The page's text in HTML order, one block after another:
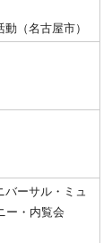
（名古屋市）
バーサル・ミュ
ー・内覧会